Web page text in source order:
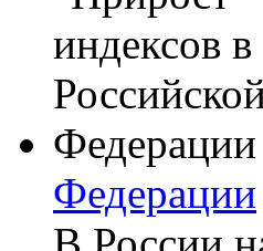
Федерации